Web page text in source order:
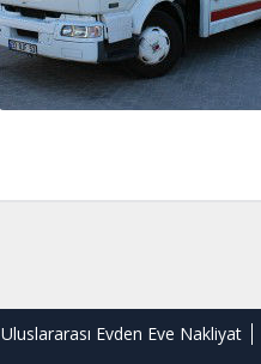
Uluslararası Evden Eve Nakliyat